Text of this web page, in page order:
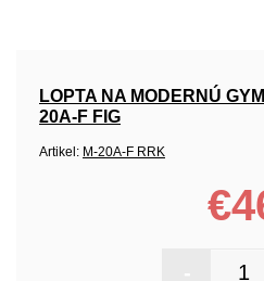
LOPTA NA MODERNÚ
20A-F FIG
Artikel: M-20A-F RRK